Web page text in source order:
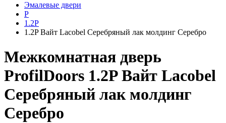
Эмалевые двери
P
1.2P
1.2P Вайт Lacobel Серебряный лак молдинг Серебро
Межкомнатная дверь
ProfilDoors 1.2P Вайт Lacobel
Серебряный лак молдинг
Серебро